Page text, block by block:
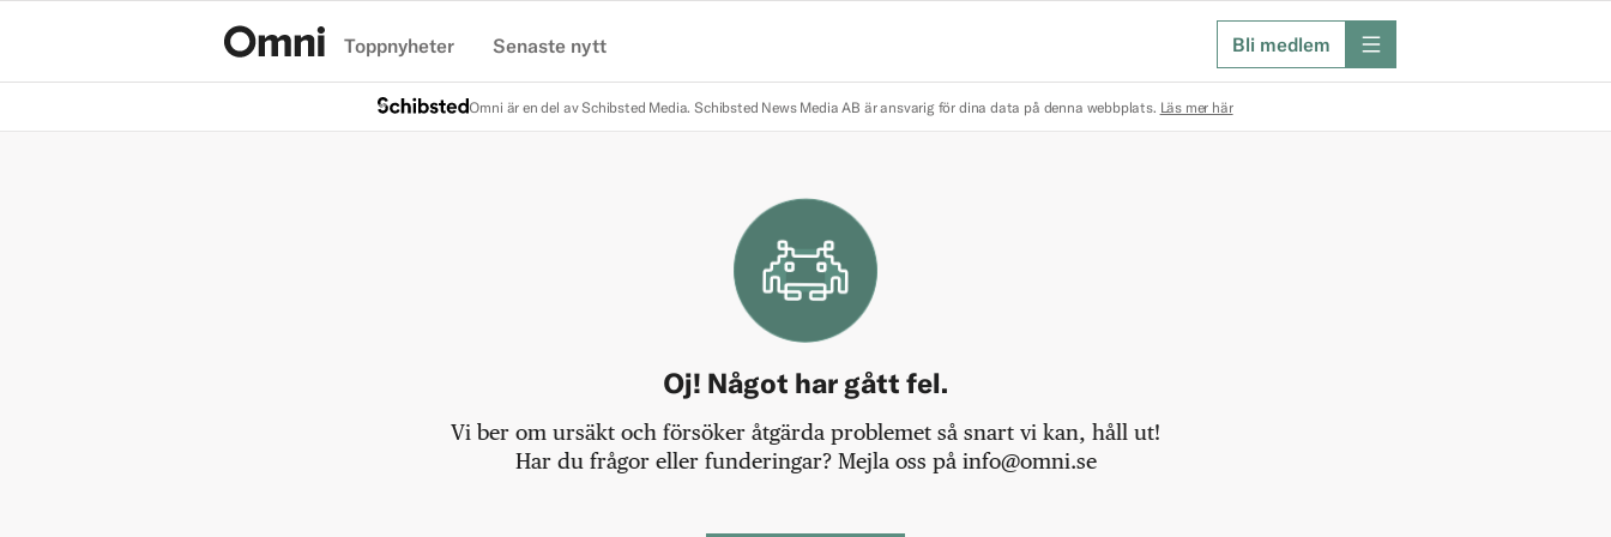
Toppnyheter Senaste nytt Bli medlem meny
Omni är en del av Schibsted Media. Schibsted News Media AB är ansvarig för dina data på denna webbplats. Läs mer här
Oj! Något har gått fel.
Vi ber om ursäkt och försöker åtgärda problemet så snart vi kan, håll ut!
Har du frågor eller funderingar? Mejla oss på info@omni.se